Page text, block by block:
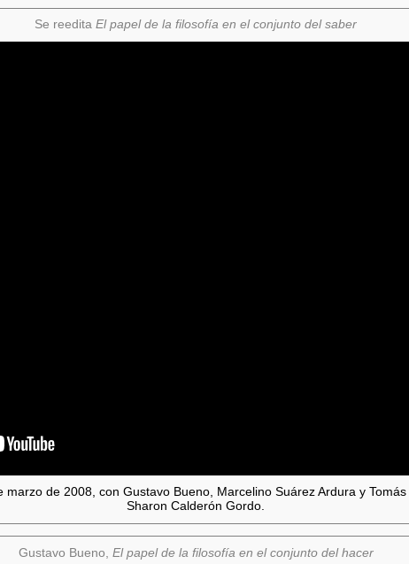
Se reedita El papel de la filosofía en el conjunto del saber
de 2008, con Gustavo Bueno, Marcelino Suárez Ardura y
Sharon Calderón Gordo.
Gustavo Bueno, El papel de la filosofía en el conjunto del hacer